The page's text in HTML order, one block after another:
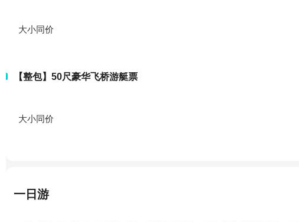
大小同价
【整包】50尺豪华飞桥游艇票
大小同价
一日游